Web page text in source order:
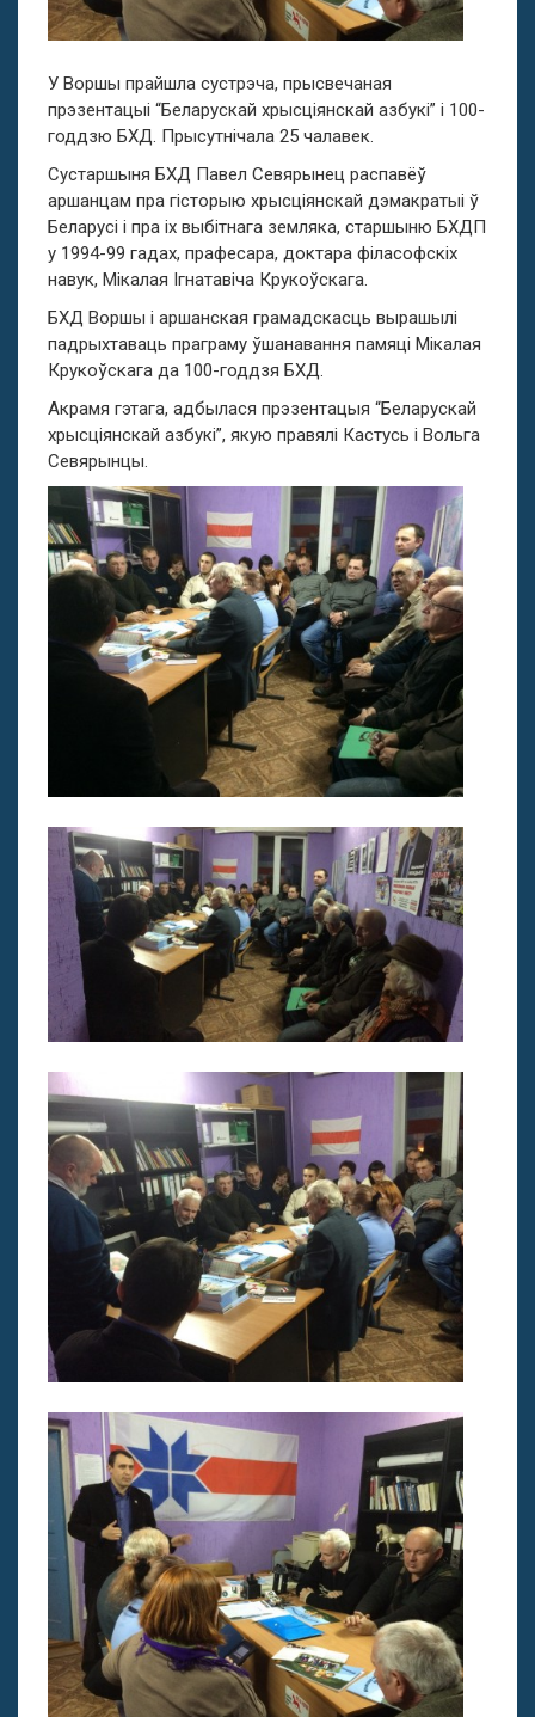
У Воршы прайшла сустрэча, прысвечаная
прэзентацыі “Беларускай хрысціянскай азбукі” і 100-
годдзю БХД. Прысутнічала 25 чалавек.
Сустаршыня БХД Павел Севярынец распавёў
аршанцам пра гісторыю хрысціянскай дэмакратыі ў
Беларусі і пра іх выбітнага земляка, старшыню БХДП
у 1994-99 гадах, прафесара, доктара філасофскіх
навук, Мікалая Ігнатавіча Крукоўскага.
БХД Воршы і аршанская грамадскасць вырашылі
падрыхтаваць праграму ўшанавання памяці Мікалая
Крукоўскага да 100-годдзя БХД.
Акрамя гэтага, адбылася прэзентацыя “Беларускай
хрысціянскай азбукі”, якую правялі Кастусь і Вольга
Севярынцы.